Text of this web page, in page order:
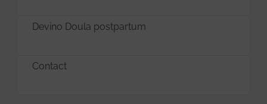
Devino Doula postpartum
Contact